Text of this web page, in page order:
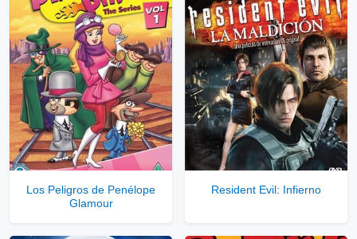
Los Peligros de Penélope
Glamour
Resident Evil: Infierno